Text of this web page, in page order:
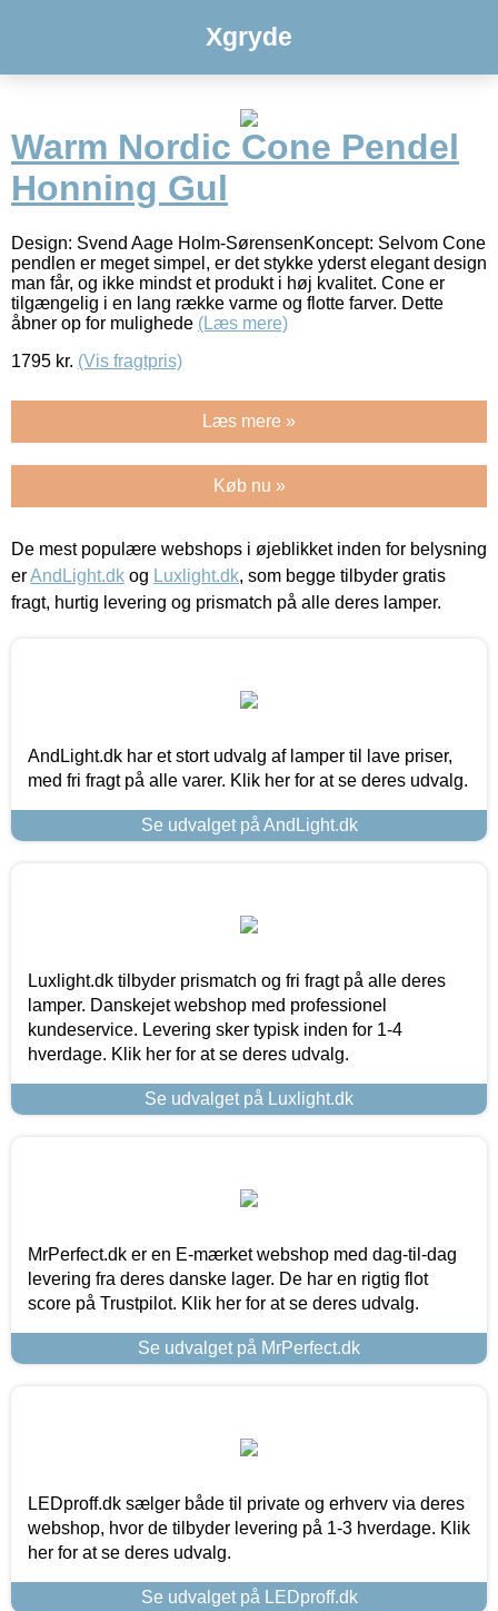
Xgryde
Warm Nordic Cone Pendel
Honning Gul
Design: Svend Aage Holm-SørensenKoncept: Selvom Cone
pendlen er meget simpel, er det stykke yderst elegant design
man får, og ikke mindst et produkt i høj kvalitet. Cone er
tilgængelig i en lang række varme og flotte farver. Dette
åbner op for mulighede (Læs mere)
1795 kr. (Vis fragtpris)
Læs mere »
Køb nu »
De mest populære webshops i øjeblikket inden for belysning
erAndLight.dk og Luxlight.dk, som begge tilbyder gratis
fragt, hurtig levering og prismatch på alle deres lamper.
AndLight.dk har et stort udvalg af lamper til lave priser,
med fri fragt på alle varer. Klik her for at se deres udvalg.
Se udvalget på AndLight.dk
Luxlight.dk tilbyder prismatch og fri fragt på alle deres
lamper. Danskejet webshop med professionel
kundeservice. Levering sker typisk inden for 1-4
hverdage. Klik her for at se deres udvalg.
Se udvalget på Luxlight.dk
MrPerfect.dk er en E-mærket webshop med dag-til-dag
levering fra deres danske lager. De har en rigtig flot
score på Trustpilot. Klik her for at se deres udvalg.
Se udvalget på MrPerfect.dk
LEDproff.dk sælger både til private og erhverv via deres
webshop, hvor de tilbyder levering på 1-3 hverdage. Klik
her for at se deres udvalg.
Se udvalget på LEDproff.dk